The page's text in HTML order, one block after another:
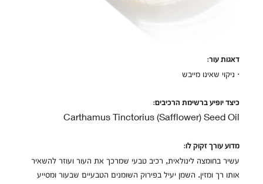
דאגות עור:
· ניקוי שאינו מייבש
כיצד יופיע ברשימת הרכיבים:
Carthamus Tinctorius (Safflower) Seed Oil
מדוע עורך זקוק לו:
עשיר בחומצה לינולאית, רכיב טבעי שמרכך את העור ועוזר להשאיר
אותו רך ומזין. השמן יעיל בפירוק השומנים הטבעיים שבעור ומסייע